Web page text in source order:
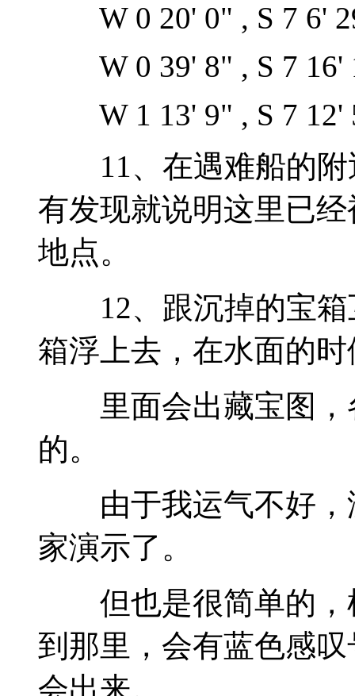
W 0 20' 0" , S 7 6'
W 0 39' 8" , S 7 16'
W 1 13' 9" , S 7 12'
11、在遇难船的附
有发现就说明这里已
地点。
12、跟沉掉的宝箱
箱浮上去，在水面的
里面会出藏宝图，
的。
由于我运气不好，
家演示了。
但也是很简单的，
到那里，会有蓝色感
会出来。